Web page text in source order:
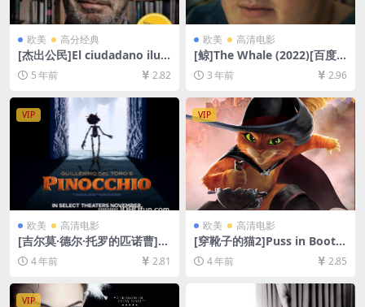
欧美 高分经典
[杰出公民]El ciudadano ilust
re (2016)[百度网盘+夸克网盘
+迅雷云盘资源1080P超清未
删减][MP4/7.5GB][原声中字]
5 年前 2.82
欧美 高清电影
[鲸]The Whale (2022)[百度
网盘+迅雷云盘资源1080P超
清未删减][MP4/6.8GB][中英
字幕]
3 年前 2.96
VIP
欧美 高清电影
[吉尔莫·德尔·托罗的匹诺曹]G
uillermo Del Toro’s Pinocch
io (2022)[百度网盘+迅雷云盘
资源1080P超清未删减][MP4/
7GB][中英字幕]
4 年前 2.81
VIP
欧美 高清电影
[穿靴子的猫2]Puss in Boots:
The Last Wish (2022)[百度
网盘+迅雷云盘资源1080P超
清未删减][MP4/6GB][中英字
4 年前 2.85
VIP